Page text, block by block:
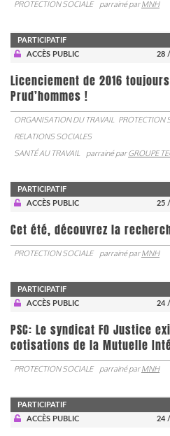
PROTECTION SOCIALE
parrainé parMNH
PARTICIPATIF
ACCÈS PUBLIC
28
Licenciement de 2016
Prud’hommes !
ORGANISATION DU TRAVAIL PROTECTION
RELATIONS SOCIALES
SANTÉ AU TRAVAIL
parrainé parGROUPE
PARTICIPATIF
ACCÈS PUBLIC
25
Cet été, découvrez la
PROTECTION SOCIALE parrainé parMNH
PARTICIPATIF
ACCÈS PUBLIC
24
PSC: Le syndicat FO Justice
cotisations de la Mutuelle
PROTECTION SOCIALE parrainé parMNH
PARTICIPATIF
ACCÈS PUBLIC
24